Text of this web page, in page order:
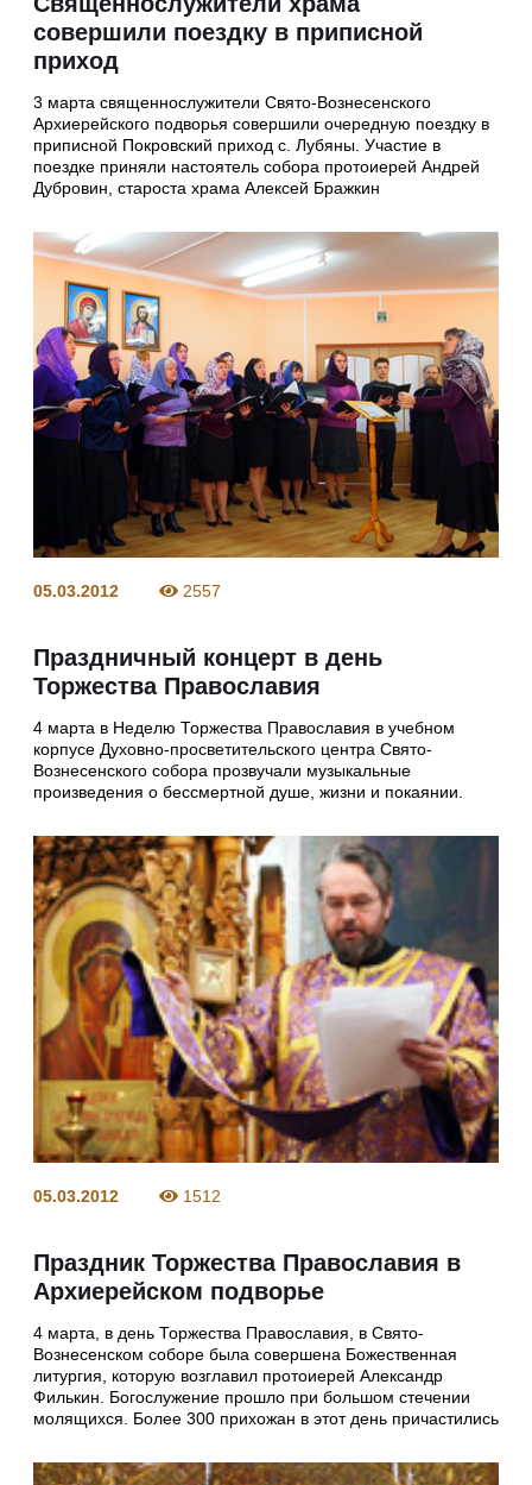
совершили поездку в приписной
приход
3 марта священнослужители Свято-Вознесенского
Архиерейского подворья совершили очередную поездку в
приписной Покровский приход с. Лубяны. Участие в
поездке приняли настоятель собора протоиерей Андрей
Дубровин, староста храма Алексей Бражкин
05.03.2012 2557
Праздничный концерт в день
Торжества Православия
4 марта в Неделю Торжества Православия в учебном
корпусе Духовно-просветительского центра Свято-
Вознесенского собора прозвучали музыкальные
произведения о бессмертной душе, жизни и покаянии.
05.03.2012 1512
Праздник Торжества Православия в
Архиерейском подворье
4 марта, в день Торжества Православия, в Свято-
Вознесенском соборе была совершена Божественная
литургия, которую возглавил протоиерей Александр
Филькин. Богослужение прошло при большом стечении
молящихся. Более 300 прихожан в этот день причастились